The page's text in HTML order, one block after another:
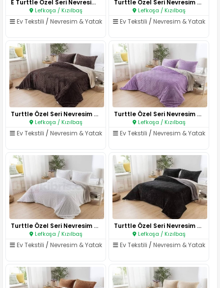
E Turttle Özel Seri Nevresim T..
Lefkoşa / Kızılbaş
Ev Tekstili / Nevresim & Yatak
Turttle Özel Seri Nevresim Tak..
Lefkoşa / Kızılbaş
Ev Tekstili / Nevresim & Yatak
Turttle Özel Seri Nevresim Ta..
Lefkoşa / Kızılbaş
Ev Tekstili / Nevresim & Yatak
Turttle Özel Seri Nevresim Tak..
Lefkoşa / Kızılbaş
Ev Tekstili / Nevresim & Yatak
Turttle Özel Seri Nevresim Tak..
Lefkoşa / Kızılbaş
Ev Tekstili / Nevresim & Yatak
Turttle Özel Seri Nevresim Tak..
Lefkoşa / Kızılbaş
Ev Tekstili / Nevresim & Yatak